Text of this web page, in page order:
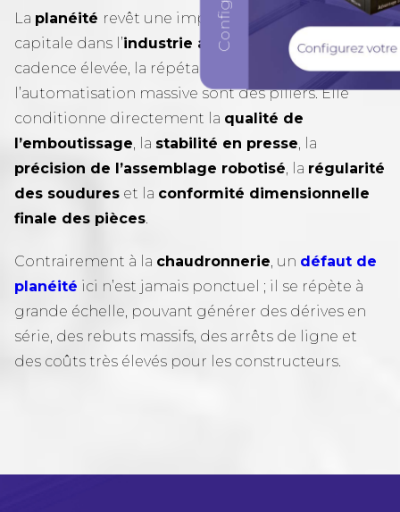
La planéité revêt une importance stratégique
capitale dans l’industrie automobile
, où la
cadence élevée, la répétabilité extrême et
l’automatisation massive sont des piliers. Elle
conditionne directement la qualité de
l’emboutissage , la stabilité en presse , la
précision de l’assemblage robotisé , la régularité
des soudures et la conformité dimensionnelle
finale des pièces
Contrairement à la chaudronnerie , un défaut de
planéité ici n’est jamais ponctuel ; il se répète à
grande échelle, pouvant générer des dérives en
série, des rebuts massifs, des arrêts de ligne et
des coûts très élevés pour les constructeurs.